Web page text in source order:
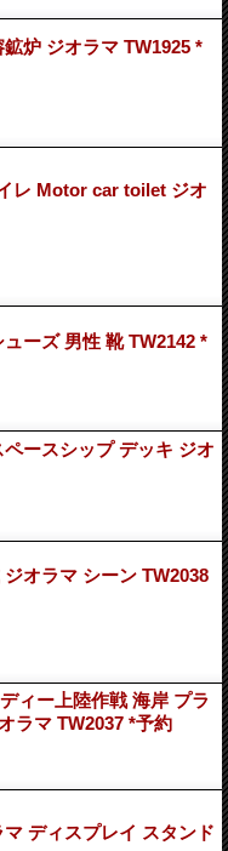
炉 ジオラマ TW1925 *
レ Motor car toilet ジオ
ーズ 男性 靴 TW2142 *
ースシップ デッキ ジオ
オラマ シーン TW2038
ィー上陸作戦 海岸 プラ
ラマ TW2037 *予約
ディスプレイ スタンド